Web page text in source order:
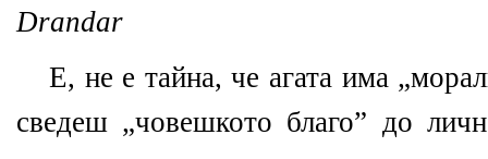
Drandar
Е, не е тайна, че агата има
сведеш „човешкото благо” до